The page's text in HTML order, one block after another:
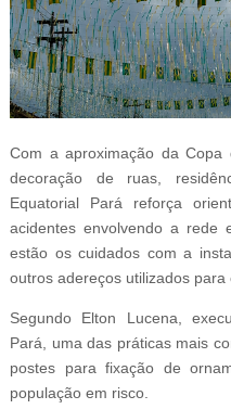
Com a aproximação da
decoração de ruas,
Equatorial Pará reforça
acidentes envolvendo a rede
estão os cuidados com a
outros adereços utilizados para
Segundo Elton Lucena,
Pará, uma das práticas mais
postes para fixação de
população em risco.